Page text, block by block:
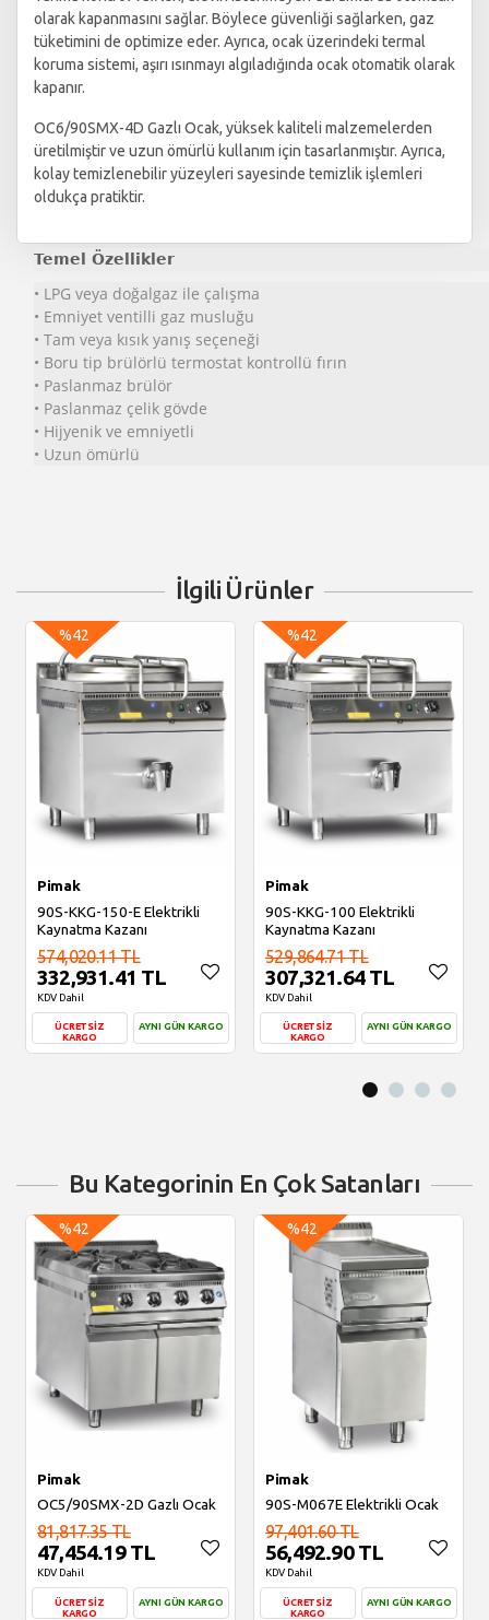
olarak kapanmasını sağlar. Böylece güvenliği sağlarken, gaz
tüketimini de optimize eder. Ayrıca, ocak üzerindeki termal
koruma sistemi, aşırı ısınmayı algıladığında ocak otomatik olarak
kapanır.
OC6/90SMX-4D Gazlı Ocak, yüksek kaliteli malzemelerden
üretilmiştir ve uzun ömürlü kullanım için tasarlanmıştır. Ayrıca,
kolay temizlenebilir yüzeyleri sayesinde temizlik işlemleri
oldukça pratiktir.
Temel Özellikler
• LPG veya doğalgaz ile çalışma
• Emniyet ventilli gaz musluğu
• Tam veya kısık yanış seçeneği
• Boru tip brülörlü termostat kontrollü fırın
• Paslanmaz brülör
• Paslanmaz çelik gövde
• Hijyenik ve emniyetli
• Uzun ömürlü
İlgili Ürünler
%42
Pimak
90S-KKG-150-E Elektrikli
Kaynatma Kazanı
574,020.11 TL
332,931.41 TL
KDV Dahil
ÜCRETSİZ
KARGO
AYNI GÜN KARGO
%42
Pimak
90S-KKG-100 Elektrikli
Kaynatma Kazanı
529,864.71 TL
307,321.64 TL
KDV Dahil
ÜCRETSİZ
KARGO
AYNI GÜN KARGO
Bu Kategorinin En Çok Satanları
%42
Pimak
OC5/90SMX-2D Gazlı Ocak
81,817.35 TL
47,454.19 TL
KDV Dahil
ÜCRETSİZ
KARGO
AYNI GÜN KARGO
%42
Pimak
90S-M067E Elektrikli Ocak
97,401.60 TL
56,492.90 TL
KDV Dahil
ÜCRETSİZ
KARGO
AYNI GÜN KARGO